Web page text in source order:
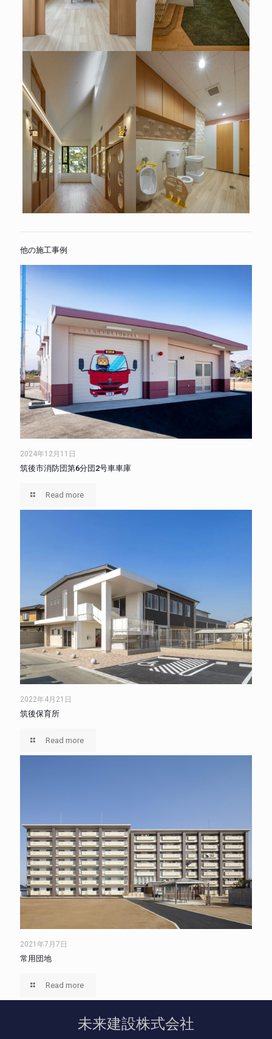
他の施工事例
2024年12月11日
筑後市消防団第6分団2号車車庫
Read more
2022年4月21日
筑後保育所
Read more
2021年7月7日
常用団地
Read more
未来建設株式会社